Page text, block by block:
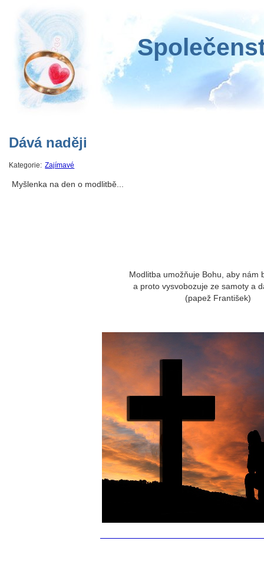
Dává naději
Kategorie: Zajímavé
Myšlenka na den o modlitbě...
Modlitba umožňuje Bohu, aby nám
a proto vysvobozuje ze samoty a
(papež František)